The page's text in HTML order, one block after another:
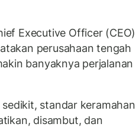
Executive Officer (CEO)
perusahaan tengah
banyaknya perjalanan
standar keramahan
disambut, dan